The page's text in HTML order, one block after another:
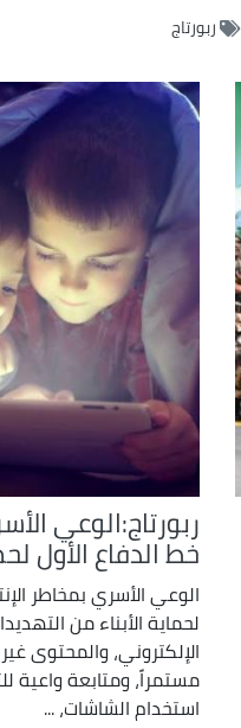
ربورتاج
ربورتاج:الوعي
خط الدفاع الأول
الوعي الأسري بمخاطر
لحماية الأبناء من
الإلكتروني، والمحتوى
مستمراً، ومتابعة واعية
استخدام الشاشات، ...